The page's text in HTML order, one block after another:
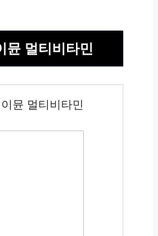
뮨 멀티비타민
뮨 멀티비타민